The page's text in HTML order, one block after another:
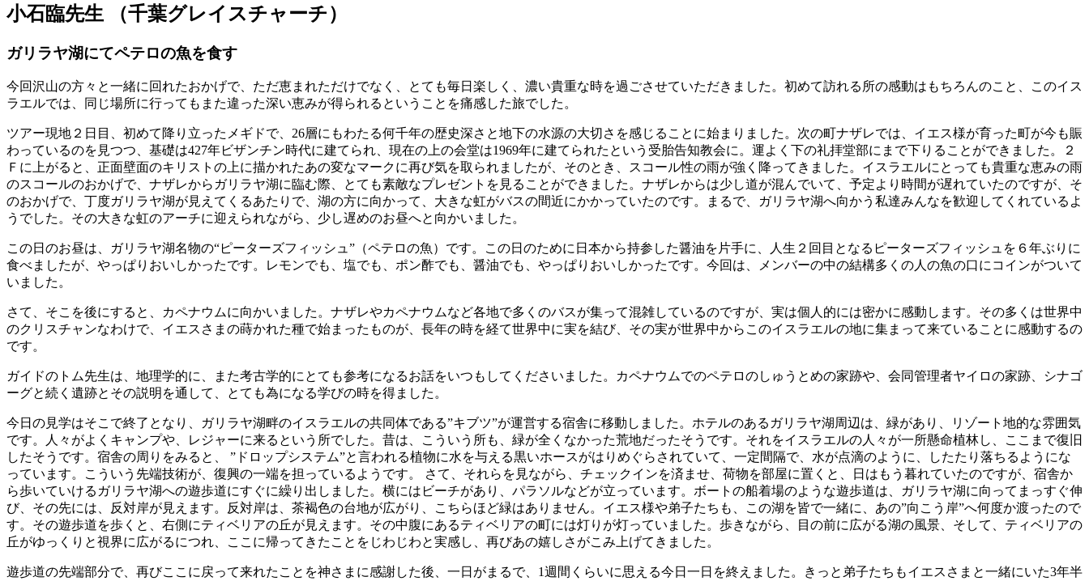
小石臨先生 （千葉グレイスチャーチ）
ガリラヤ湖にてペテロの魚を食す
今回沢山の方々と一緒に回れたおかげで、ただ恵まれただけでなく、とても毎日楽しく、濃い貴重な時を過ごさせていただきました。初めて訪れる所の感動はもちろんのこと、このイス
ラエルでは、同じ場所に行ってもまた違った深い恵みが得られるということを痛感した旅でした。
ツアー現地２日目、初めて降り立ったメギドで、26層にもわたる何千年の歴史深さと地下の水源の大切さを感じることに始まりました。次の町ナザレでは、イエス様が育った町が今も賑
わっているのを見つつ、基礎は427年ビザンチン時代に建てられ、現在の上の会堂は1969年に建てられたという受胎告知教会に。運よく下の礼拝堂部にまで下りることができました。２
Ｆに上がると、正面壁面のキリストの上に描かれたあの変なマークに再び気を取られましたが、そのとき、スコール性の雨が強く降ってきました。イスラエルにとっても貴重な恵みの雨
のスコールのおかげで、ナザレからガリラヤ湖に臨む際、とても素敵なプレゼントを見ることができました。ナザレからは少し道が混んでいて、予定より時間が遅れていたのですが、そ
のおかげで、丁度ガリラヤ湖が見えてくるあたりで、湖の方に向かって、大きな虹がバスの間近にかかっていたのです。まるで、ガリラヤ湖へ向かう私達みんなを歓迎してくれているよ
うでした。その大きな虹のアーチに迎えられながら、少し遅めのお昼へと向かいました。
この日のお昼は、ガリラヤ湖名物の“ピーターズフィッシュ”（ペテロの魚）です。この日のために日本から持参した醤油を片手に、人生２回目となるピーターズフィッシュを６年ぶりに
食べましたが、やっぱりおいしかったです。レモンでも、塩でも、ポン酢でも、醤油でも、やっぱりおいしかったです。今回は、メンバーの中の結構多くの人の魚の口にコインがついて
いました。
さて、そこを後にすると、カペナウムに向かいました。ナザレやカペナウムなど各地で多くのバスが集って混雑しているのですが、実は個人的には密かに感動します。その多くは世界中
のクリスチャンなわけで、イエスさまの蒔かれた種で始まったものが、長年の時を経て世界中に実を結び、その実が世界中からこのイスラエルの地に集まって来ていることに感動するの
です。
ガイドのトム先生は、地理学的に、また考古学的にとても参考になるお話をいつもしてくださいました。カペナウムでのペテロのしゅうとめの家跡や、会同管理者ヤイロの家跡、シナゴ
ーグと続く遺跡とその説明を通して、とても為になる学びの時を得ました。
今日の見学はそこで終了となり、ガリラヤ湖畔のイスラエルの共同体である”キブツ”が運営する宿舎に移動しました。ホテルのあるガリラヤ湖周辺は、緑があり、リゾート地的な雰囲気
です。人々がよくキャンプや、レジャーに来るという所でした。昔は、こういう所も、緑が全くなかった荒地だったそうです。それをイスラエルの人々が一所懸命植林し、ここまで復旧
したそうです。宿舎の周りをみると、 ”ドロップシステム”と言われる植物に水を与える黒いホースがはりめぐらされていて、一定間隔で、水が点滴のように、したたり落ちるようにな
っています。こういう先端技術が、復興の一端を担っているようです。 さて、それらを見ながら、チェックインを済ませ、荷物を部屋に置くと、日はもう暮れていたのですが、宿舎か
ら歩いていけるガリラヤ湖への遊歩道にすぐに繰り出しました。横にはビーチがあり、パラソルなどが立っています。ボートの船着場のような遊歩道は、ガリラヤ湖に向ってまっすぐ伸
び、その先には、反対岸が見えます。反対岸は、茶褐色の台地が広がり、こちらほど緑はありません。イエス様や弟子たちも、この湖を皆で一緒に、あの”向こう岸”へ何度か渡ったので
す。その遊歩道を歩くと、右側にティベリアの丘が見えます。その中腹にあるティベリアの町には灯りが灯っていました。歩きながら、目の前に広がる湖の風景、そして、ティベリアの
丘がゆっくりと視界に広がるにつれ、ここに帰ってきたことをじわじわと実感し、再びあの嬉しさがこみ上げてきました。
遊歩道の先端部分で、再びここに戻って来れたことを神さまに感謝した後、一日がまるで、1週間くらいに思える今日一日を終えました。きっと弟子たちもイエスさまと一緒にいた3年半